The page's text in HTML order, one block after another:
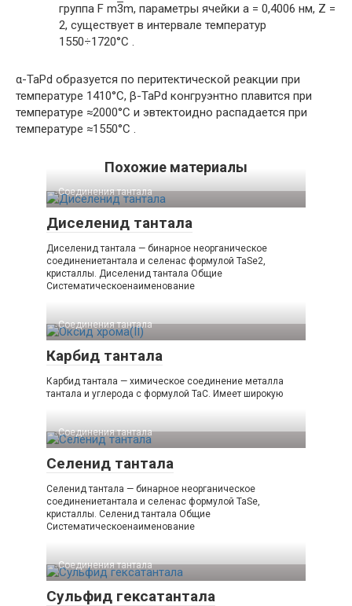
группа F m3m, параметры ячейки a = 0,4006 нм, Z =
2, существует в интервале температур
1550÷1720°С .
α-TaPd образуется по перитектической реакции при
температуре 1410°С, β-TaPd конгруэнтно плавится при
температуре ≈2000°С и эвтектоидно распадается при
температуре ≈1550°С .
Похожие материалы
Соединения тантала‎
Диселенид тантала
Диселенид тантала — бинарное неорганическое
соединениетантала и селенас формулой TaSe2,
кристаллы. Диселенид тантала Общие
Систематическоенаименование
Соединения тантала‎
Карбид тантала
Карбид тантала — химическое соединение металла
тантала и углерода с формулой TaC. Имеет широкую
Соединения тантала‎
Селенид тантала
Селенид тантала — бинарное неорганическое
соединениетантала и селенас формулой TaSe,
кристаллы. Селенид тантала Общие
Систематическоенаименование
Соединения тантала‎
Сульфид гексатантала